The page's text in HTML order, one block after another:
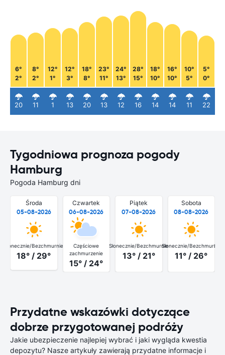
6°
2°
20
8°
2°
11
12°
1°
1
12°
3°
13
18°
8°
20
23°
11°
13
24°
13°
12
28°
15°
16
18°
10°
14
16°
10°
14
10°
5°
11
5°
0°
22
Tygodniowa prognoza pogody
Hamburg
Pogoda Hamburg dni
Środa
05-08-2026
Słonecznie/Bezchmurnie
18° / 29°
Czwartek
06-08-2026
Częściowe
zachmurzenie
15° / 24°
Piątek
07-08-2026
Słonecznie/Bezchmurnie
13° / 21°
Sobota
08-08-2026
Słonecznie/Bezchmurnie
11° / 26°
Przydatne wskazówki dotyczące
dobrze przygotowanej podróży
Jakie ubezpieczenie najlepiej wybrać i jaki wygląda kwestia
depozytu? Nasze artykuły zawierają przydatne informacje i